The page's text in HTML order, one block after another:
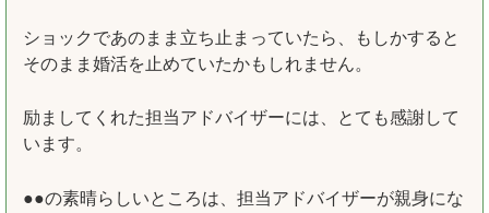
ショックであのまま立ち止まっていたら、もしかすると
そのまま婚活を止めていたかもしれません。
励ましてくれた担当アドバイザーには、とても感謝して
います。
●●の素晴らしいところは、担当アドバイザーが親身にな